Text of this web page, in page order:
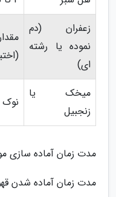
زعفران (دم
نموده یا رشته
ای)
میخک یا
زنجبیل
مدت زمان آماده سازی مواد
مدت زمان آماده شدن قهوه عربی: